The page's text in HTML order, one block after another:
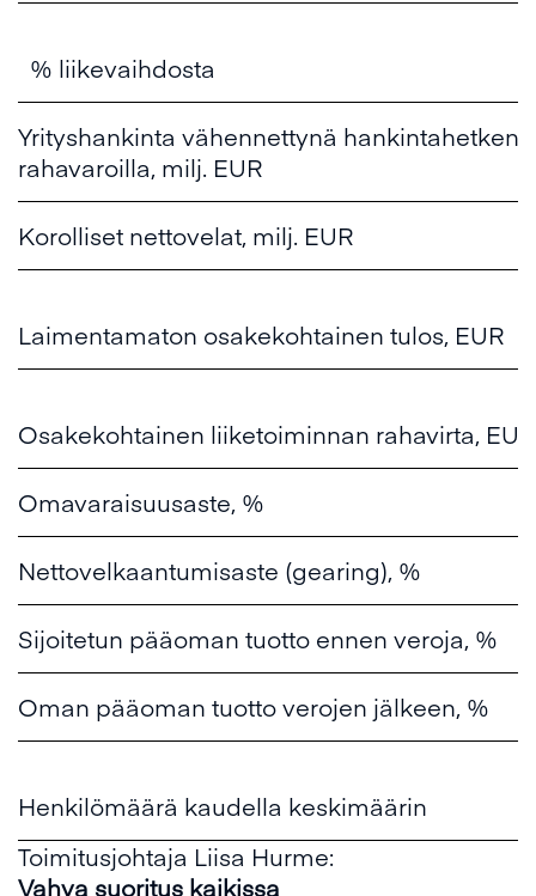
% liikevaihdosta
Yrityshankinta vähennettynä hankintahetken
rahavaroilla, milj. EUR
Korolliset nettovelat, milj. EUR
Laimentamaton osakekohtainen tulos, EUR
Osakekohtainen liiketoiminnan rahavirta, EUR
Omavaraisuusaste, %
Nettovelkaantumisaste (gearing), %
Sijoitetun pääoman tuotto ennen veroja, %
Oman pääoman tuotto verojen jälkeen, %
Henkilömäärä kaudella keskimäärin
Toimitusjohtaja Liisa Hurme:
Vahva suoritus kaikissa